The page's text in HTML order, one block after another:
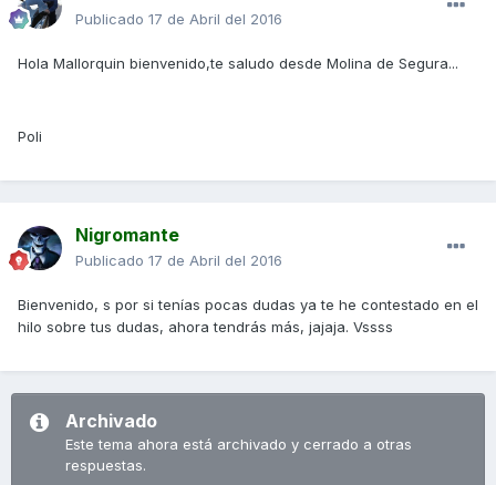
Publicado 17 de Abril del 2016
Hola Mallorquin bienvenido,te saludo desde Molina de Segura...
Poli
Nigromante
Publicado 17 de Abril del 2016
Bienvenido, s por si tenías pocas dudas ya te he contestado en el
hilo sobre tus dudas, ahora tendrás más, jajaja. Vssss
Archivado
Este tema ahora está archivado y cerrado a otras
respuestas.